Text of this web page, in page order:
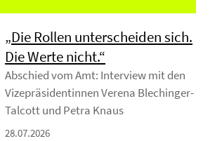
„Die Rollen unterscheiden sich.
Die Werte nicht.“
Abschied vom Amt: Interview mit den
Vizepräsidentinnen Verena Blechinger-
Talcott und Petra Knaus
28.07.2026